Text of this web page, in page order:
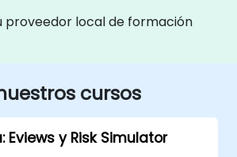
proveedor local de formación
cursos
Eviews y Risk Simulator